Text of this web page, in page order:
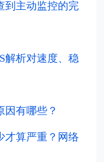
到主动监控的完
解析对速度、稳
因有哪些？
才算严重？网络